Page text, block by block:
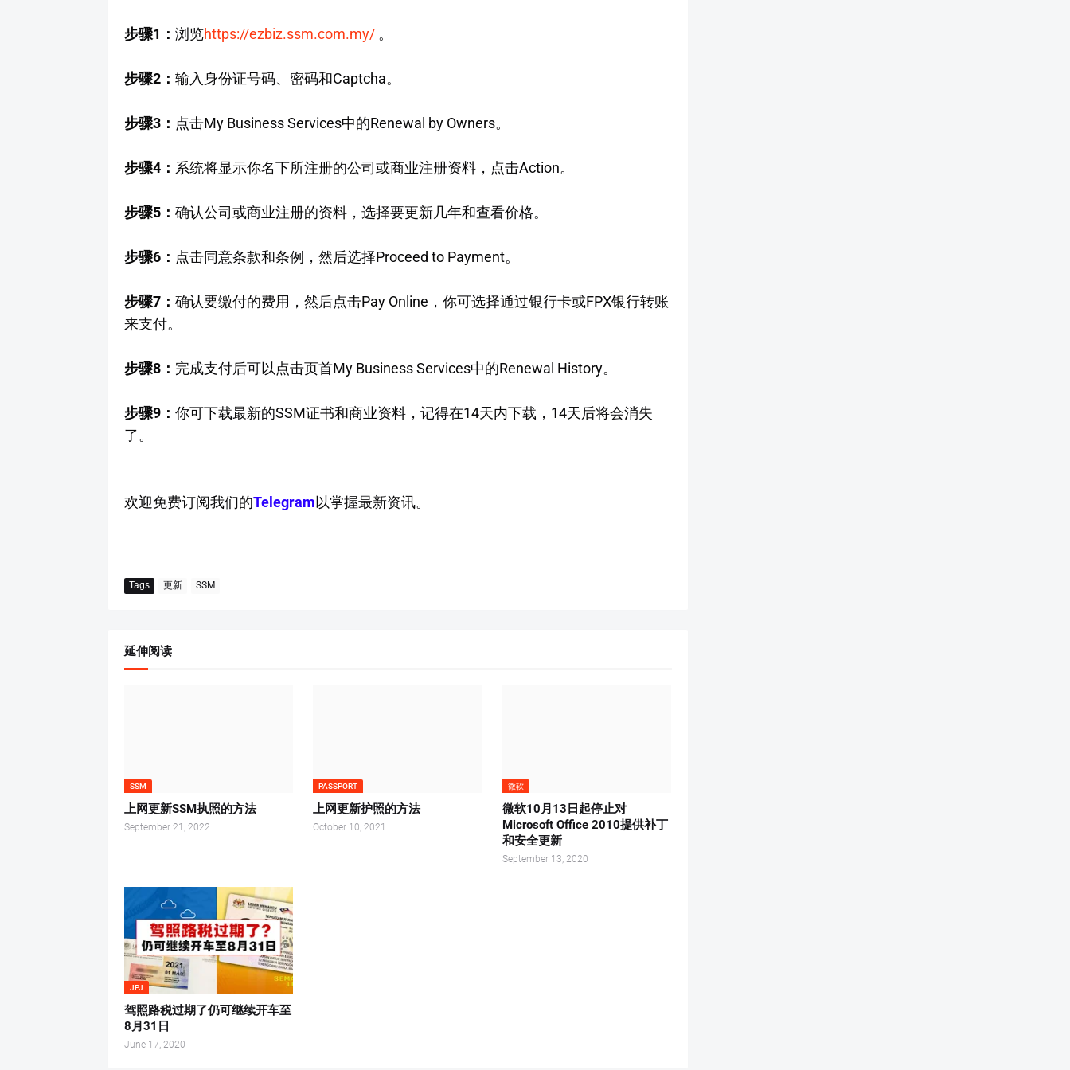
步骤1： 浏览https://ezbiz.ssm.com.my/。
步骤2： 输入身份证号码、密码和Captcha。
步骤3： 点击My Business Services中的Renewal by Owners。
步骤4： 系统将显示你名下所注册的公司或商业注册资料，点击Action。
步骤5： 确认公司或商业注册的资料，选择要更新几年和查看价格。
步骤6： 点击同意条款和条例，然后选择Proceed to Payment。
步骤7： 确认要缴付的费用，然后点击Pay Online，你可选择通过银行卡或FPX银行转账
来支付。
步骤8： 完成支付后可以点击页首My Business Services中的Renewal History。
步骤9： 你可下载最新的SSM证书和商业资料，记得在14天内下载，14天后将会消失
了。
欢迎免费订阅我们的Telegram以掌握最新资讯。
Tags 更新 SSM
延伸阅读
SSM
上网更新SSM执照的方法
September 21, 2022
PASSPORT
上网更新护照的方法
October 10, 2021
微软
微软10月13日起停止对
Microsoft Office 2010提供补丁
和安全更新
September 13, 2020
JPJ
驾照路税过期了仍可继续开车至
8月31日
June 17, 2020